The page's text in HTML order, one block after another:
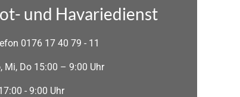
und Havariedienst
0176 17 40 79 - 11
Mi, Do 15:00 – 9:00 Uhr
- 9:00 Uhr